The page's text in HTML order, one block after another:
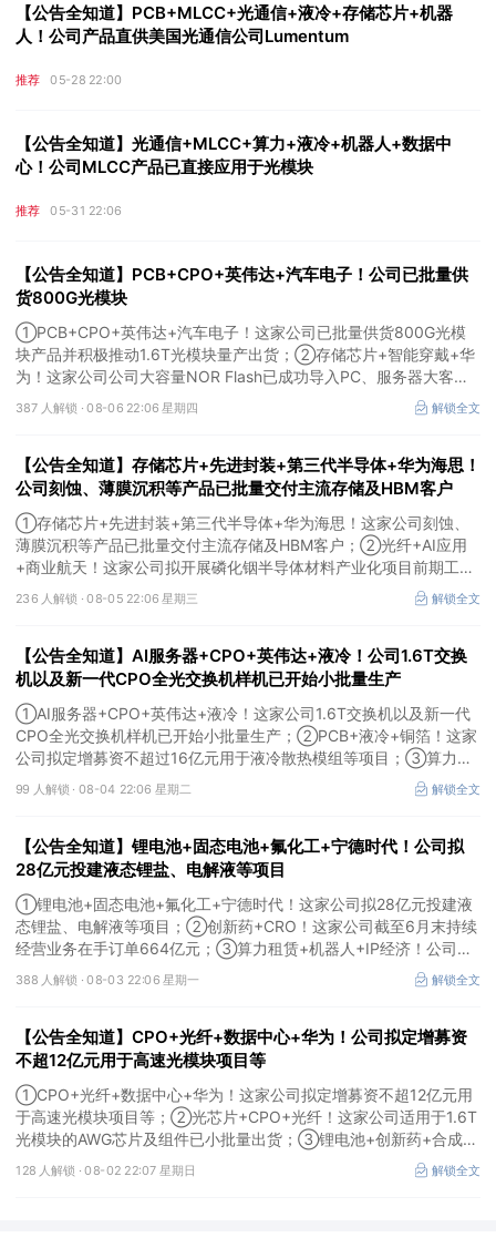
【公告全知道】PCB+MLCC+光通信+液冷+存储芯片+机器
人！公司产品直供美国光通信公司Lumentum
推荐 05-28 22:00
【公告全知道】光通信+MLCC+算力+液冷+机器人+数据中
心！公司MLCC产品已直接应用于光模块
推荐 05-31 22:06
【公告全知道】PCB+CPO+英伟达+汽车电子！公司已批量供
货800G光模块
①PCB+CPO+英伟达+汽车电子！这家公司已批量供货800G光模
块产品并积极推动1.6T光模块量产出货；②存储芯片+智能穿戴+华
为！这家公司公司大容量NOR Flash已成功导入PC、服务器大客
户；③边缘计算+智慧灯杆！公司拟跨界布局固态存储标的。
387 人解锁 ·08-06 22:06 星期四 解锁全文
【公告全知道】存储芯片+先进封装+第三代半导体+华为海思！
公司刻蚀、薄膜沉积等产品已批量交付主流存储及HBM客户
①存储芯片+先进封装+第三代半导体+华为海思！这家公司刻蚀、
薄膜沉积等产品已批量交付主流存储及HBM客户；②光纤+AI应用
+商业航天！这家公司拟开展磷化铟半导体材料产业化项目前期工
作；③MLCC+光模块+商业航天+军工！公司拟定增募资不超3亿元
用于MLCC相关项目。
236 人解锁 ·08-05 22:06 星期三 解锁全文
【公告全知道】AI服务器+CPO+英伟达+液冷！公司1.6T交换
机以及新一代CPO全光交换机样机已开始小批量生产
①AI服务器+CPO+英伟达+液冷！这家公司1.6T交换机以及新一代
CPO全光交换机样机已开始小批量生产；②PCB+液冷+铜箔！这家
公司拟定增募资不超过16亿元用于液冷散热模组等项目；③算力
+云计算+华为鲲鹏！公司签署超46亿元算力服务合同。
99 人解锁 · 08-04 22:06 星期二 解锁全文
【公告全知道】锂电池+固态电池+氟化工+宁德时代！公司拟
28亿元投建液态锂盐、电解液等项目
①锂电池+固态电池+氟化工+宁德时代！这家公司拟28亿元投建液
态锂盐、电解液等项目；②创新药+CRO！这家公司截至6月末持续
经营业务在手订单664亿元；③算力租赁+机器人+IP经济！公司签
署32亿元算力服务合同。
388 人解锁 ·08-03 22:06 星期一 解锁全文
【公告全知道】CPO+光纤+数据中心+华为！公司拟定增募资
不超12亿元用于高速光模块项目等
①CPO+光纤+数据中心+华为！这家公司拟定增募资不超12亿元用
于高速光模块项目等；②光芯片+CPO+光纤！这家公司适用于1.6T
光模块的AWG芯片及组件已小批量出货；③锂电池+创新药+合成生
物！公司拟定增募资不超过7亿元以切入半导体供应链。
128 人解锁 ·08-02 22:07 星期日 解锁全文